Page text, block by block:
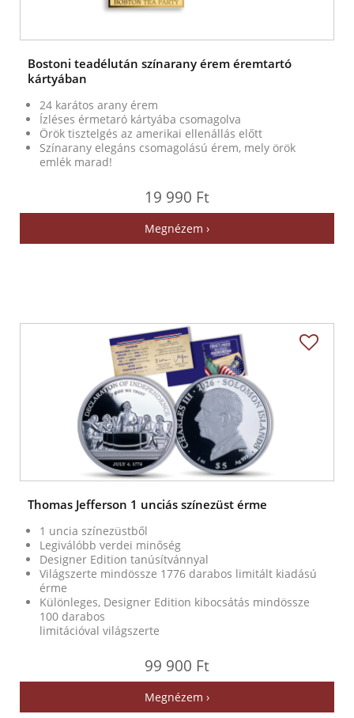
Bostoni teadélután színarany érem éremtartó
kártyában
24 karátos arany érem
Ízléses érmetaró kártyába csomagolva
Örök tisztelgés az amerikai ellenállás előtt
Színarany elegáns csomagolású érem, mely örök
emlék marad!
19 990 Ft
Megnézem ›
Thomas Jefferson 1 unciás színezüst érme
1 uncia színezüstből
Legiválóbb verdei minőség
Designer Edition tanúsítvánnyal
Világszerte mindössze 1776 darabos limitált kiadású
érme
Különleges, Designer Edition kibocsátás mindössze
100 darabos
limitációval világszerte
99 900 Ft
Megnézem ›